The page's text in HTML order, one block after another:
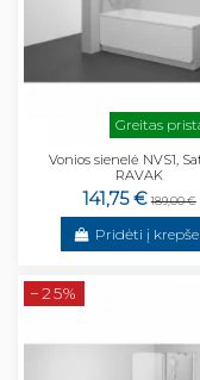
Greitas
Vonios sienelė NVS1,
RAVAK
141,75 € 189,00 €
Pridėti į
−25%